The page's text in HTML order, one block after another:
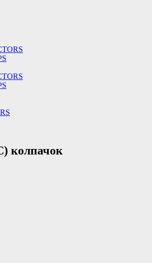
колпачок